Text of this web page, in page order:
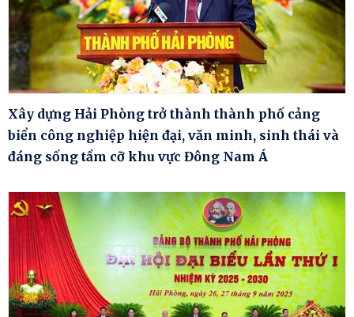
Xây dựng Hải Phòng trở thành thành phố cảng
biển công nghiệp hiện đại, văn minh, sinh thái và
đáng sống tầm cỡ khu vực Đông Nam Á